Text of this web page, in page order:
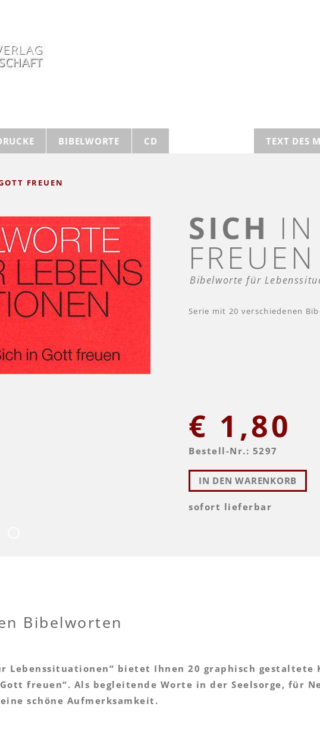
BIBELWORTE CD TEXT DES
FREUEN
SICH
FREUEN
Bibelworte für
Serie mit 20 verschiedenen
€ 1,80
Bestell-Nr.: 5297
IN DEN WARENKORB
sofort lieferbar
Bibelworten
Lebenssituationen“ bietet Ihnen 20 graphisch gestaltete
freuen“. Als begleitende Worte in der Seelsorge, für
schöne Aufmerksamkeit.